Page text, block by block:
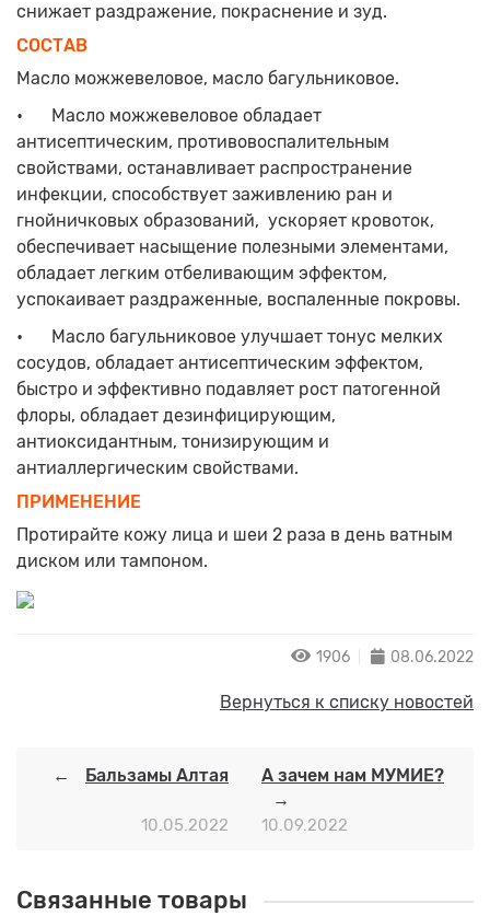
снижает раздражение, покраснение и зуд.
СОСТАВ
Масло можжевеловое, масло багульниковое.
•
Масло можжевеловое обладает
антисептическим, противовоспалительным
свойствами, останавливает распространение
инфекции, способствует заживлению ран и
гнойничковых образований, ускоряет кровоток,
обеспечивает насыщение полезными элементами,
обладает легким отбеливающим эффектом,
успокаивает раздраженные, воспаленные покровы.
•
Масло багульниковое улучшает тонус мелких
сосудов, обладает антисептическим эффектом,
быстро и эффективно подавляет рост патогенной
флоры, обладает дезинфицирующим,
антиоксидантным, тонизирующим и
антиаллергическим свойствами.
ПРИМЕНЕНИЕ
Протирайте кожу лица и шеи 2 раза в день ватным
диском или тампоном.
1906 08.06.2022
Вернуться к списку новостей
Бальзамы Алтая
10.05.2022
А зачем нам МУМИЕ?
10.09.2022
Связанные товары